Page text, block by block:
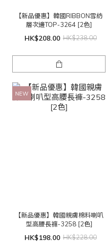
【新品優惠】韓國RIBBON雪紡
層次邊TOP-3264 [2色]
HK$208.00 HK$238.00
NEW
【新品優惠】韓國親膚棉料喇叭
型高腰長褲-3258 [2色]
HK$198.00 HK$228.00